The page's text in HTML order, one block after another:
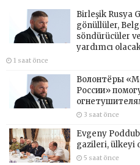
Birleşik Rusya
gönüllüler,
söndürücüler
yardımcı
1 saat önce
Волонтёры
России»
3 saat önce
Evgeny
gazileri, ülkeyi
5 saat önce